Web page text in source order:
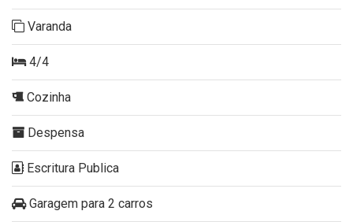
Varanda
4/4
Cozinha
Despensa
Escritura Publica
Garagem para 2 carros